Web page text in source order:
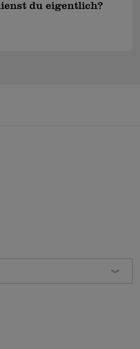
du eigentlich?